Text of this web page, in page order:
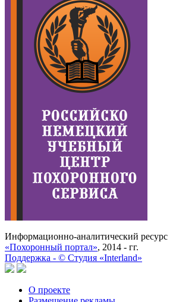
Информационно-аналитический ресурс
«Похоронный портал», 2014 - гг.
Поддержка - © Cтудия «Interland»
О проекте